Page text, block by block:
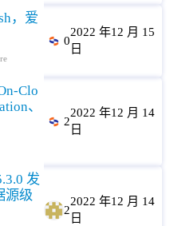
，爱
0
2022 年12 月 15
日
Clo
、
2
2022 年12 月 14
日
发
源级
2
2022 年12 月 14
日